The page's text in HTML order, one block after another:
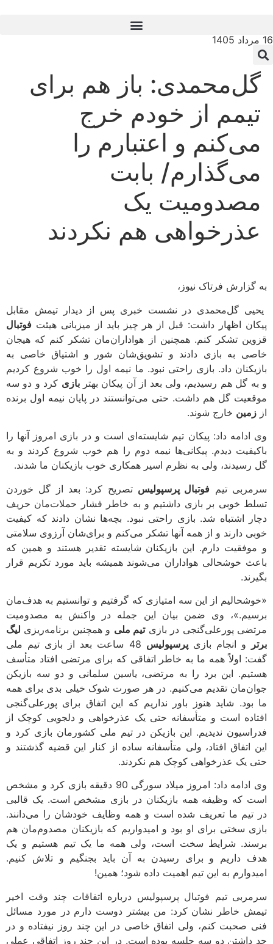
16 مرداد 1405
گل‌محمدی: باز هم برای
تیمم از خودم خرج
می‌کنم و اعتبارم را
می‌گذارم/ بابت
مصدومیت یک
عذرخواهی هم نکردند
به گزارش فرتاک نیوز،
یحیی گل‌محمدی در نشست خبری پس از دیدار تیمش مقابل
پیکان اظهار داشت: قبل از هر چیز باید از میزبانی هیئت فوتبال
قزوین تشکر کنم. همچنین از هواداران‌مان تشکر کنم که هیجان
خاصی به بازی دادند و تشویق‌شان شور و اشتیاق خاصی به
بازیکنان داد. بازی راحتی نبود. ما نیمه اول را خوب شروع کردیم
و به گل هم رسیدیم، ولی بعد از آن پیکان بهتربازی کرد و دو سه
موقعیت گل هم داشت. حتی می‌توانستند در پایان نیمه اول برنده
از زمین خارج شوند.
وی ادامه داد: پیکان تیم شایسته‌ای است و در بازی امروز آنها را
باکیفیت دیدم. پیکانی‌ها نیمه دوم را هم خوب شروع کردند و به
گل رسیدند، ولی به نظرم اسیر همکاری خوب بازیکنان ما شدند.
سرمربی تیم فوتبال پرسپولیس تصریح کرد: بعد از گل خوردن
تسلط خوبی بر بازی داشتیم و به خاطر فشار حملات‌مان حریف
دچار اشتباه شد. بازی راحتی نبود. بچه‌ها نشان دادند که کیفیت
خوبی دارند و از همه آنها تشکر می‌کنم و برای‌شان آرزوی سلامتی
و موفقیت دارم. این بازیکنان شایسته تقدیر هستند و همین که
باعث خوشحالی هواداران می‌شوند همیشه باید مورد تکریم قرار
بگیرند.
«خوشحالیم از این سه امتیازی که گرفتیم و توانستیم به هدف‌مان
برسیم.»، وی ضمن بیان این جمله در واکنش به مصدومیت
مرتضی پورعلی‌گنجی در بازیتیم ملی و همچنین برنامه‌ریزی لیگ
برتر
و انجام بازیپرسپولیس
48 ساعت بعد از بازی تیم ملی
گفت: اولاً همه ما به خاطر اتفاقی که برای مرتضی افتاد متأسف
هستیم. این برد را به مرتضی، یاسین سلمانی و دو سه بازیکن
جوان‌مان تقدیم می‌کنیم. در هر صورت شوک خیلی بدی برای همه
ما بود. شاید هنوز باور نداریم که این اتفاق برای پورعلی‌گنجی
افتاده است و متأسفانه حتی یک عذرخواهی و دلجویی کوچک از
فدراسیون ندیدیم. این بازیکن در تیم ملی کشورمان بازی کرد و
این اتفاق افتاد، ولی متأسفانه ساده از کنار این قضیه گذشتند و
حتی یک عذرخواهی کوچک هم نکردند.
وی ادامه داد: امروز میلاد سورگی 90 دقیقه بازی کرد و مشخص
است که وظیفه همه بازیکنان در بازی مشخص است. یک قالبی
در تیم ما تعریف شده است و همه وظایف خودشان را می‌دانند.
بازی سختی برای او بود و امیدواریم که بازیکنان مصدوم‌مان هم
برسند. شرایط سخت است، ولی همه ما یک تیم هستیم و یک
هدف داریم و برای رسیدن به آن باید بجنگیم و تلاش کنیم.
امیدوارم به این تیم اهمیت داده شود؛‌ همین!
سرمربی تیم فوتبال پرسپولیس درباره اتفاقات چند وقت اخیر
تیمش خاطر نشان کرد: من بیشتر دوست دارم در مورد مسائل
فنی صحبت کنم، ولی اتفاق خاصی در این چند روز نیفتاده و در
حد داشتن دو سه جلسه بوده است. در این چند روز اتفاقی عملی